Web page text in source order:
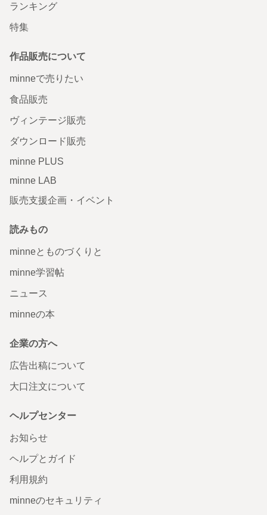
ランキング
特集
作品販売について
minneで売りたい
食品販売
ヴィンテージ販売
ダウンロード販売
minne PLUS
minne LAB
販売支援企画・イベント
読みもの
minneとものづくりと
minne学習帖
ニュース
minneの本
企業の方へ
広告出稿について
大口注文について
ヘルプセンター
お知らせ
ヘルプとガイド
利用規約
minneのセキュリティ